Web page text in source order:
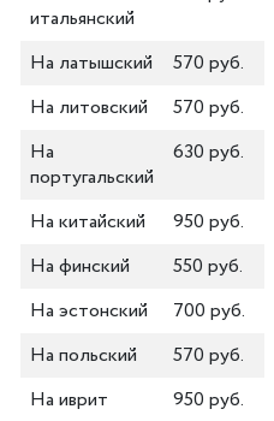
итальянский
На латышский
570 руб.
На литовский
570 руб.
На
португальский
630 руб.
На китайский
950 руб.
На финский
550 руб.
На эстонский
700 руб.
На польский
570 руб.
На иврит
950 руб.